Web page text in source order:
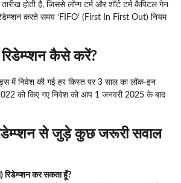
होती है, जिससे लॉन्ग टर्म और शॉर्ट टर्म कैपिटल गेन
करते समय ‘FIFO’ (First In First Out) नियम
कैसे करें?
में निवेश की गई हर किस्त पर 3 साल का लॉक-इन
को किए गए निवेश को आप 1 जनवरी 2025 के बाद
से जुड़े कुछ जरूरी सवाल
कर सकता हूँ?